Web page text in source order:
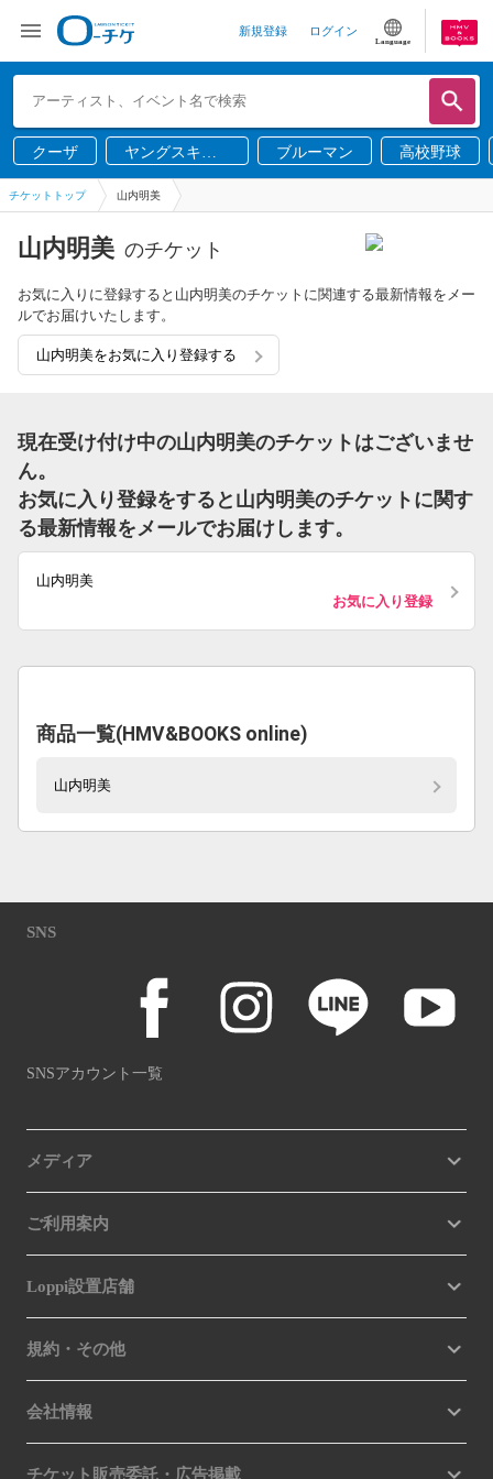
新規登録 ログイン
Language
クーザ
ヤングスキニ
ー
ブルーマン 高校野球
チケットトップ 山内明美
山内明美 のチケット
お気に入りに登録すると山内明美のチケットに関連する最新情報をメー
ルでお届けいたします。
山内明美をお気に入り登録する
現在受け付け中の山内明美のチケットはございませ
ん。
お気に入り登録をすると山内明美のチケットに関す
る最新情報をメールでお届けします。
山内明美
お気に入り登録
商品一覧(HMV&BOOKS online)
山内明美
SNS
SNSアカウント一覧
メディア
ご利用案内
Loppi設置店舗
規約・その他
会社情報
チケット販売委託・広告掲載